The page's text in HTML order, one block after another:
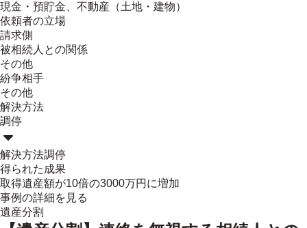
現金・預貯金、不動産（土地・建物）
依頼者の立場
請求側
被相続人との関係
その他
紛争相手
その他
解決方法
調停
解決方法調停
得られた成果
取得遺産額が10倍の3000万円に増加
事例の詳細を見る
遺産分割